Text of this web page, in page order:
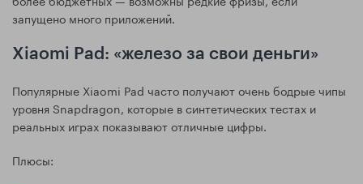
запущено много приложений.
Xiaomi Pad: «железо за свои деньги»
Популярные Xiaomi Pad часто получают очень бодрые чипы
уровня Snapdragon, которые в синтетических тестах и
реальных играх показывают отличные цифры.
Плюсы: